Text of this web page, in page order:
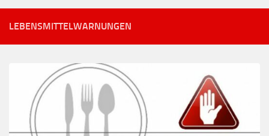
LEBENSMITTELWARNUNGEN